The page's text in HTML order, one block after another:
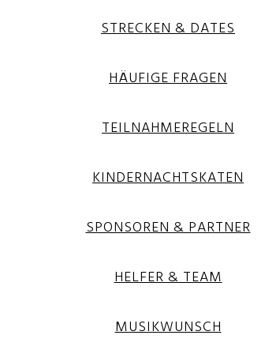
STRECKEN & DATES
HÄUFIGE FRAGEN
TEILNAHMEREGELN
KINDERNACHTSKATEN
SPONSOREN & PARTNER
HELFER & TEAM
MUSIKWUNSCH